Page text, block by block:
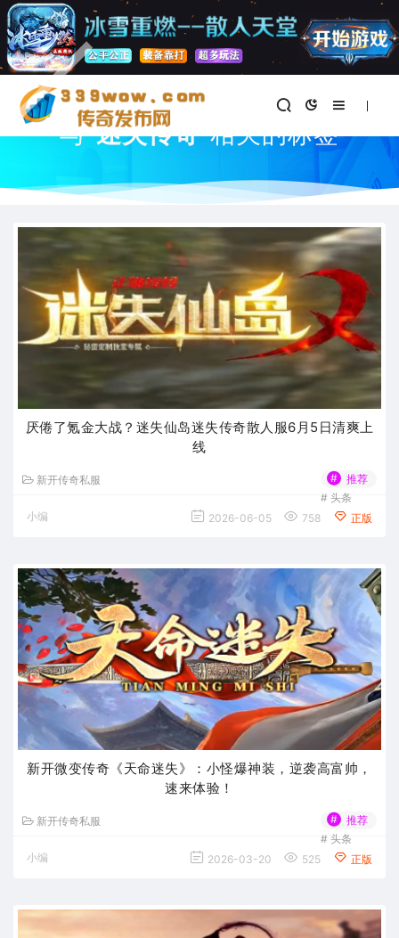
首页
与"迷失传奇"相关的标签
厌倦了氪金大战？迷失仙岛迷失传奇散人服6月5日清爽上
线
新开传奇私服 #
推荐
# 头条
小编
2026-06-05 758 正版
新开微变传奇《天命迷失》：小怪爆神装，逆袭高富帅，
速来体验！
新开传奇私服 #
推荐
# 头条
小编
2026-03-20 525 正版